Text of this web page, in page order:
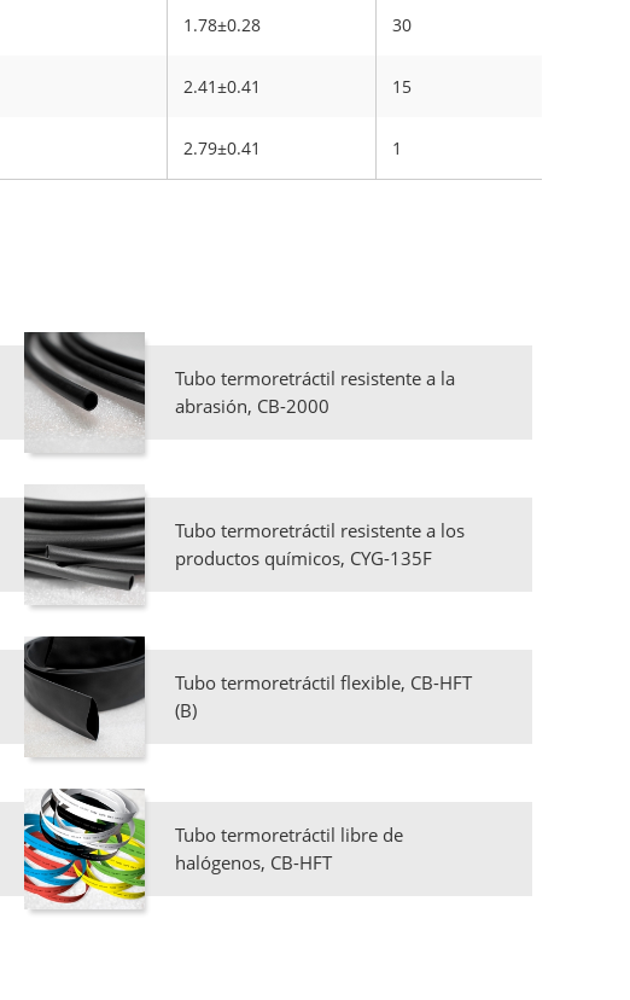
1.78±0.28 30
2.41±0.41 15
2.79±0.41 1
Tubo termoretráctil resistente a la
abrasión, CB-2000
Tubo termoretráctil resistente a los
productos químicos, CYG-135F
Tubo termoretráctil flexible, CB-HFT
(B)
Tubo termoretráctil libre de
halógenos, CB-HFT